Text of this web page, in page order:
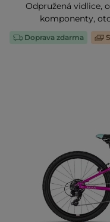
Odpružená vidlice,
komponenty,
Doprava zdarma